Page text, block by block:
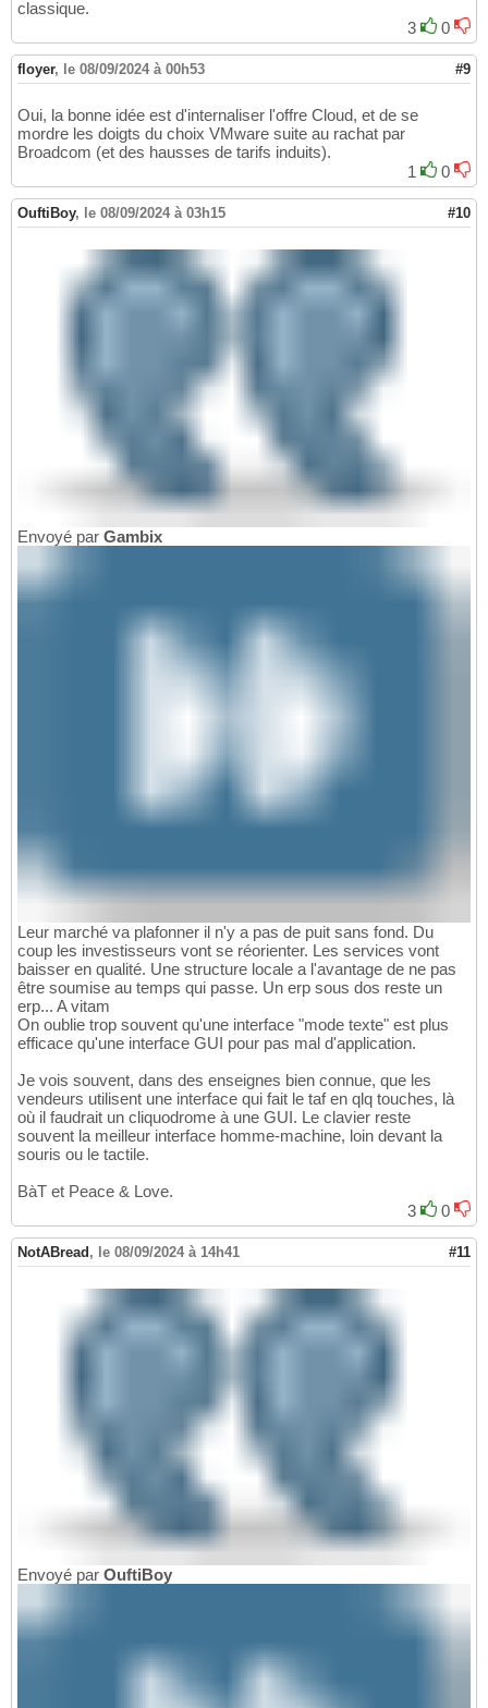
classique.
3
0
floyer, le 08/09/2024 à 00h53 #9
Oui, la bonne idée est d'internaliser l'offre Cloud, et de se
mordre les doigts du choix VMware suite au rachat par
Broadcom (et des hausses de tarifs induits).
1
0
OuftiBoy, le 08/09/2024 à 03h15 #10
Envoyé par Gambix
Leur marché va plafonner il n'y a pas de puit sans fond. Du
coup les investisseurs vont se réorienter. Les services vont
baisser en qualité. Une structure locale a l'avantage de ne pas
être soumise au temps qui passe. Un erp sous dos reste un
erp... A vitam
On oublie trop souvent qu'une interface "mode texte" est plus
efficace qu'une interface GUI pour pas mal d'application.
Je vois souvent, dans des enseignes bien connue, que les
vendeurs utilisent une interface qui fait le taf en qlq touches, là
où il faudrait un cliquodrome à une GUI. Le clavier reste
souvent la meilleur interface homme-machine, loin devant la
souris ou le tactile.
BàT et Peace & Love.
3
0
NotABread , le 08/09/2024 à 14h41 #11
Envoyé par OuftiBoy